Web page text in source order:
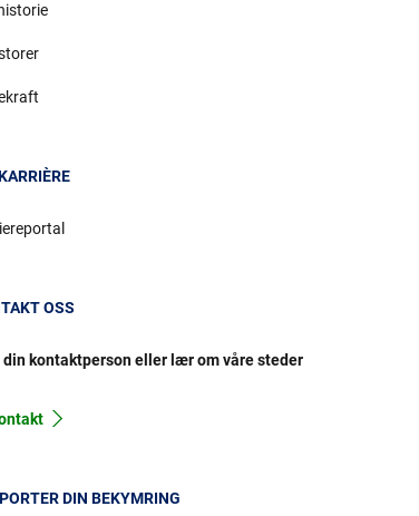
OSS
din kontaktperson eller lær om våre steder
DIN BEKYMRING